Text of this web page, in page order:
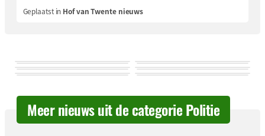
Geplaatst in Hof van Twente nieuws
Meer nieuws uit de categorie Politie